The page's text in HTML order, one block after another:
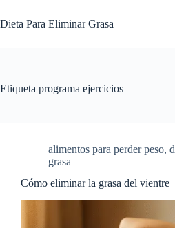
al
contenido
Dieta Para Eliminar Grasa
Etiqueta programa ejercicios
alimentos para perder peso,
grasa
Cómo eliminar la grasa del vientre